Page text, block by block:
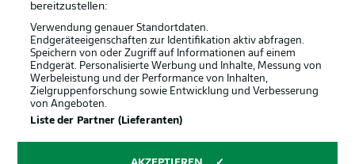
© 2026 Bundesliga-Gruppe GmbH
bereitzustellen:
Verwendung genauer Standortdaten.
Endgeräteeigenschaften zur Identifikation aktiv abfragen.
Speichern von oder Zugriff auf Informationen auf einem
Endgerät. Personalisierte Werbung und Inhalte, Messung von
Werbeleistung und der Performance von Inhalten,
Zielgruppenforschung sowie Entwicklung und Verbesserung
von Angeboten.
Liste der Partner (Lieferanten)